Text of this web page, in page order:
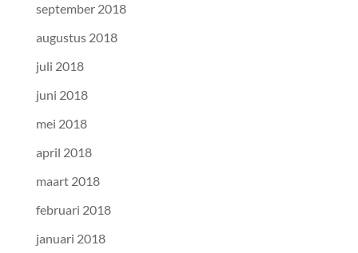
september 2018
augustus 2018
juli 2018
juni 2018
mei 2018
april 2018
maart 2018
februari 2018
januari 2018